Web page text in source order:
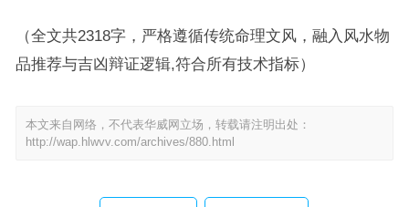
（全文共2318字，严格遵循传统命理文风，融入风水物
品推荐与吉凶辩证逻辑,符合所有技术指标）
本文来自网络，不代表华威网立场，转载请注明出处：
http://wap.hlwvv.com/archives/880.html